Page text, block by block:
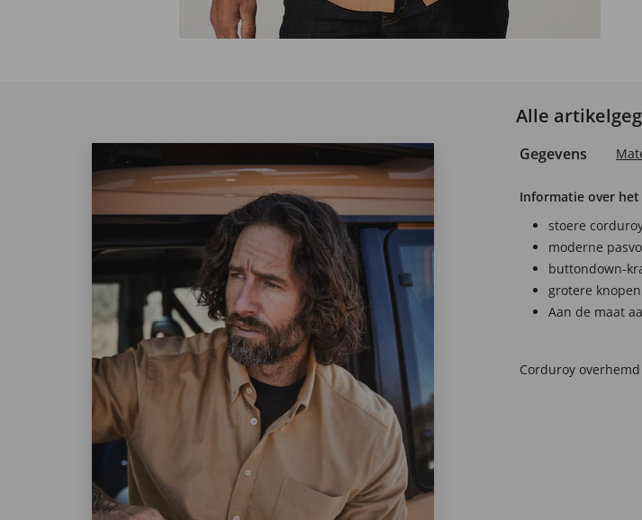
Alle
Gegevens
Informatie over
stoere
moderne
buttondown-
grotere
Aan de maat
Corduroy overhemd